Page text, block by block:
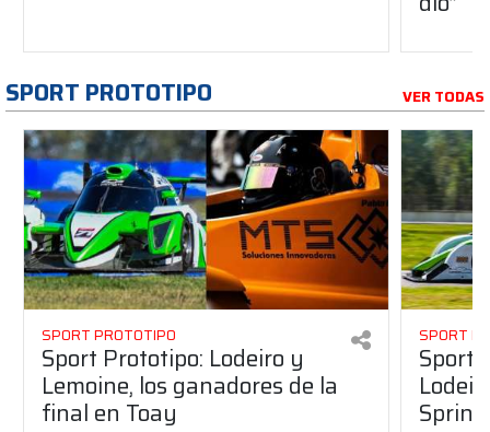
SPORT PROTOTIPO VER TODAS
SPORT PROTOTIPO
Sport Prototipo: Lodeiro y
Lemoine, los ganadores de la
final en Toay
SPORT
Sport
Sprint